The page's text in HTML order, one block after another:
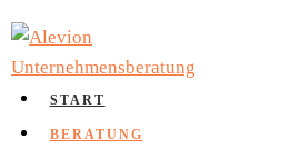
Inhalt
springen
START
BERATUNG